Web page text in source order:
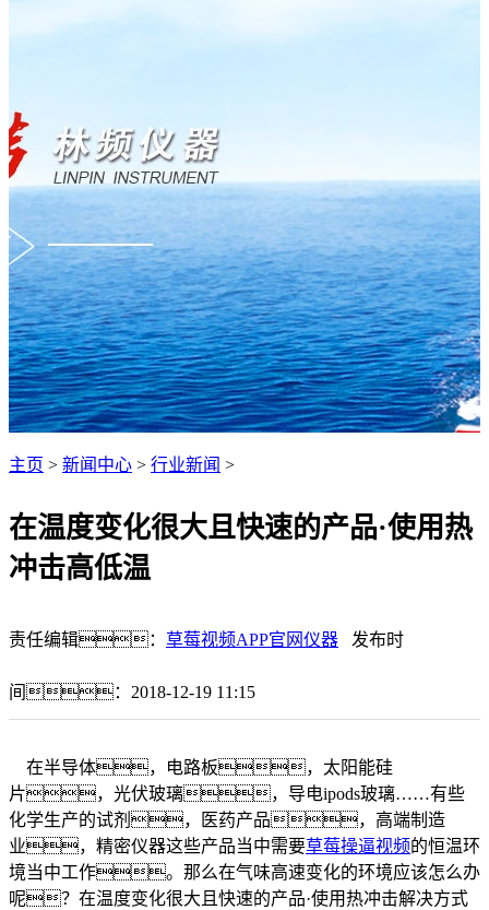
主页 > 新闻中心 > 行业新闻 >
在温度变化很大且快速的产品·使用热
冲击高低温
责任编辑： 草莓视频APP官网仪器 发布时
间：2018-12-19 11:15
在半导体，电路板，太阳能硅
片，光伏玻璃，导电ipods玻璃……有些
化学生产的试剂，医药产品，高端制造
业，精密仪器这些产品当中需要草莓操逼视频的恒温环
境当中工作。那么在气味高速变化的环境应该怎么办
呢？在温度变化很大且快速的产品·使用热冲击解决方式